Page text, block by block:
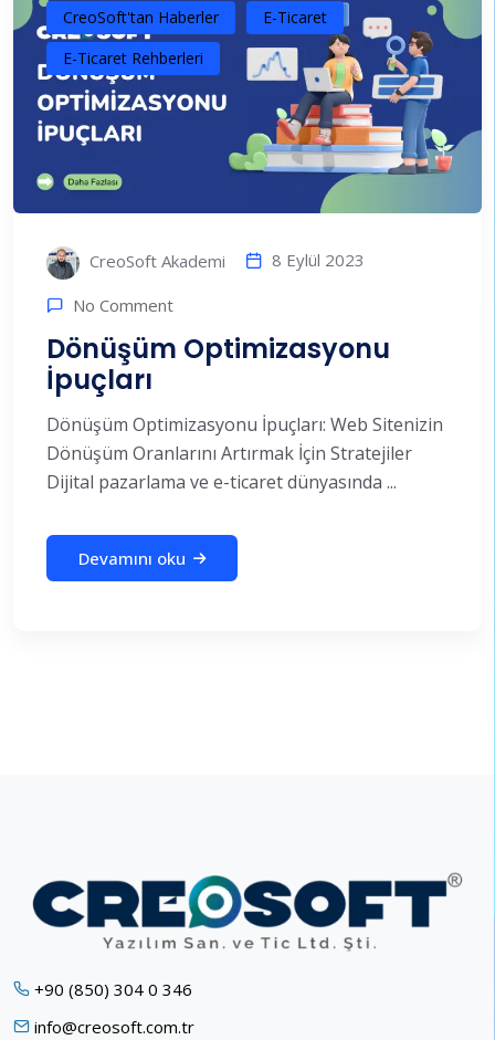
CreoSoft'tan Haberler
E-Ticaret
E-Ticaret Rehberleri
CreoSoft Akademi 8 Eylül 2023
No Comment
Dönüşüm Optimizasyonu
İpuçları
Dönüşüm Optimizasyonu İpuçları: Web Sitenizin
Dönüşüm Oranlarını Artırmak İçin Stratejiler
Dijital pazarlama ve e-ticaret dünyasında ...
Devamını oku
+90 (850) 304 0 346
info@creosoft.com.tr